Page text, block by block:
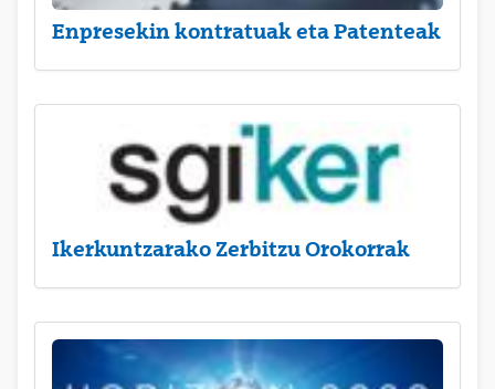
Enpresekin kontratuak eta Patenteak
Ikerkuntzarako Zerbitzu Orokorrak